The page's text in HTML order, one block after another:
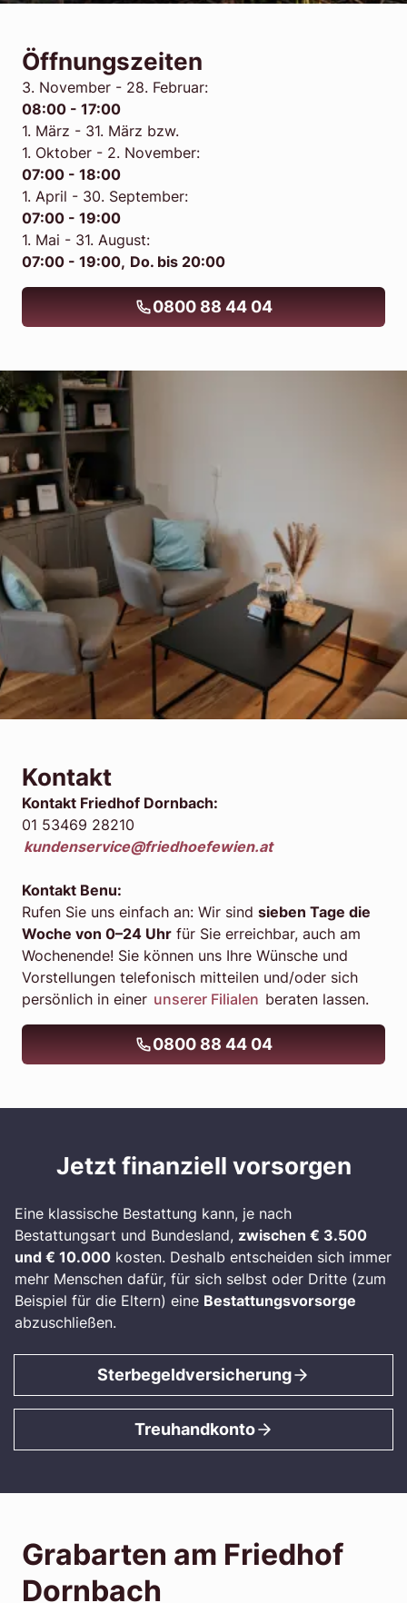
Öffnungszeiten
3. November - 28. Februar:
08:00 - 17:00
1. März - 31. März bzw.
1. Oktober - 2. November:
07:00 - 18:00
1. April - 30. September:
07:00 - 19:00
1. Mai - 31. August:
07:00 - 19:00, Do. bis 20:00
0800 88 44 04
Kontakt
Kontakt Friedhof Dornbach:
01 53469 28210
kundenservice@friedhoefewien.at
Kontakt Benu:
Rufen Sie uns einfach an: Wir sind sieben Tage die
Woche von 0–24 Uhr für Sie erreichbar, auch am
Wochenende! Sie können uns Ihre Wünsche und
Vorstellungen telefonisch mitteilen und/oder sich
persönlich in einer unserer Filialen beraten lassen.
0800 88 44 04
Jetzt finanziell vorsorgen
Eine klassische Bestattung kann, je nach
Bestattungsart und Bundesland, zwischen € 3.500
und € 10.000 kosten. Deshalb entscheiden sich immer
mehr Menschen dafür, für sich selbst oder Dritte (zum
Beispiel für die Eltern) eine Bestattungsvorsorge
abzuschließen.
Sterbegeldversicherung
Treuhandkonto
Grabarten am Friedhof
Dornbach